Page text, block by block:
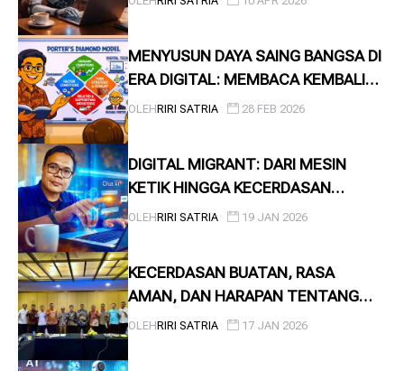
MENYUSUN DAYA SAING BANGSA DI
ERA DIGITAL: MEMBACA KEMBALI
FOUR DIAMONDS MICHAEL PORTER
OLEHRIRI SATRIA 28 FEB 2026
DIGITAL MIGRANT: DARI MESIN
KETIK HINGGA KECERDASAN
BUATAN
OLEHRIRI SATRIA 19 JAN 2026
KECERDASAN BUATAN, RASA
AMAN, DAN HARAPAN TENTANG
KETERTIBAN YANG MANUSIAWI
OLEHRIRI SATRIA 17 JAN 2026